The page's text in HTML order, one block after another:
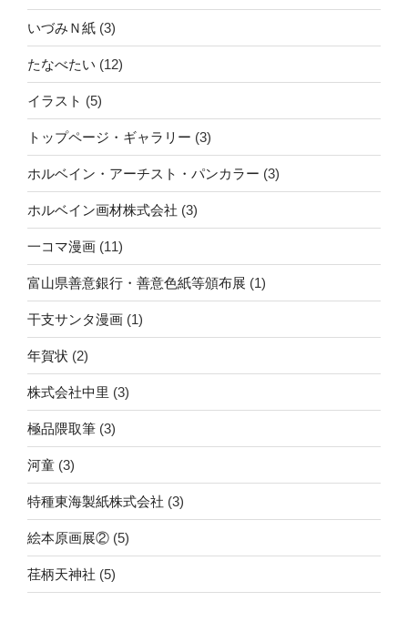
いづみＮ紙 (3)
たなべたい (12)
イラスト (5)
トップページ・ギャラリー (3)
ホルベイン・アーチスト・パンカラー (3)
ホルベイン画材株式会社 (3)
一コマ漫画 (11)
富山県善意銀行・善意色紙等頒布展 (1)
干支サンタ漫画 (1)
年賀状 (2)
株式会社中里 (3)
極品隈取筆 (3)
河童 (3)
特種東海製紙株式会社 (3)
絵本原画展② (5)
荏柄天神社 (5)